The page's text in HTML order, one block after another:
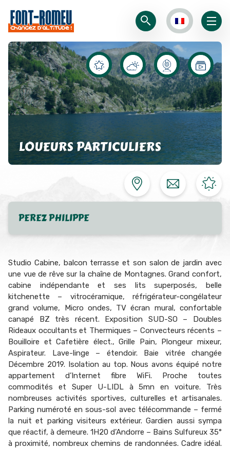
LOUEURS PARTICULIERS
PEREZ PHILIPPE
Studio Cabine, balcon terrasse et son salon de jardin avec
une vue de rêve sur la chaîne de Montagnes. Grand confort,
cabine indépendante et ses lits superposés, belle
kitchenette – vitrocéramique, réfrigérateur-congélateur
grand volume, Micro ondes, TV écran mural, confortable
canapé BZ très récent. Exposition SUD-SO – Doubles
Rideaux occultants et Thermiques – Convecteurs récents –
Bouilloire et Cafetière élect., Grille Pain, Plongeur mixeur,
Aspirateur. Lave-linge – étendoir. Baie vitrée changée
Décembre 2019. Isolation au top. Nous avons équipé notre
appartement d’Internet fibre WiFi. Proche toutes
commodités et Super U-LIDL à 5mn en voiture. Très
nombreuses activités sportives, culturelles et artisanales.
Parking numéroté en sous-sol avec télécommande – fermé
la nuit et parking visiteurs extérieur. Gardien aussi sympa
que réactif, à demeure. 1H20 d’Andorre – Bains Sulfureux 35°
à proximité, nombreux chemins de randonnées. Cadre idéal.